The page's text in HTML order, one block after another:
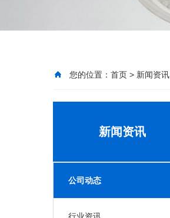
您的位置： 首页 > 新闻资讯
新闻资讯
公司动态